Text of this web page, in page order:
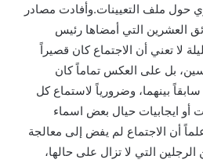
حول ملف التعيينات.وأفادت مصادر
العشرين التي أمضاها رئيس
لا تعني أن الاجتماع كان قصيراً
بل على العكس تماماً كان
بينهما، وضرورياً لاستماع كل
أو ايجابيات حيال بعض اسماء
أن الاجتماع لم يفض إلى معالجة
التي لا تزال على حالها،